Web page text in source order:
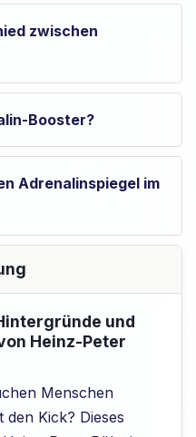
zwischen
Booster?
Adrenalinspiegel im
und
Heinz-Peter
Menschen
den Kick? Dieses